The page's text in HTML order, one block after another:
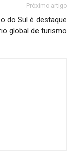
Próximo artigo
do Sul é destaque
global de turismo